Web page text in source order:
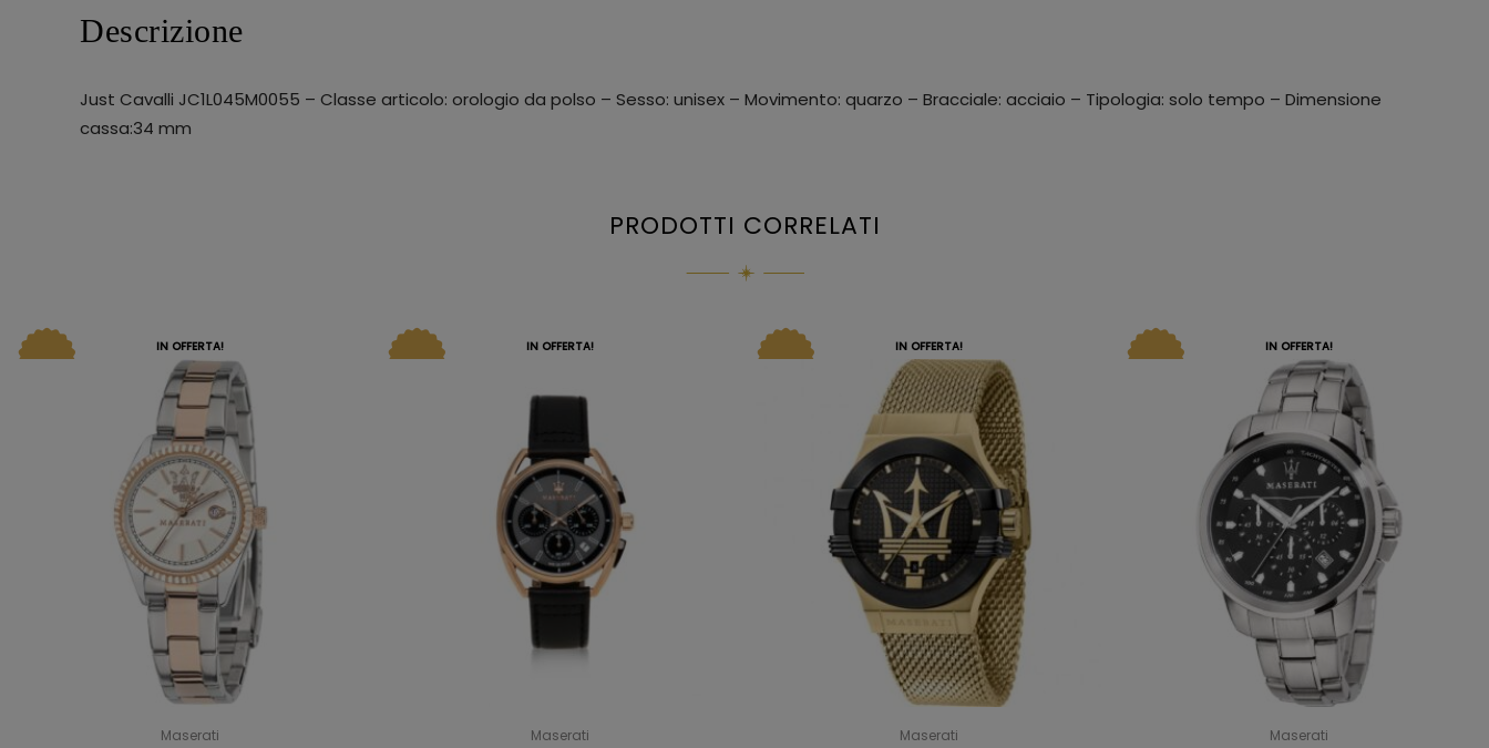
Descrizione
Just Cavalli JC1L045M0055 – Classe articolo: orologio da polso – Sesso: unisex – Movimento: quarzo – Bracciale: acciaio – Tipologia: solo tempo – Dimensione
cassa:34 mm
PRODOTTI CORRELATI
IN OFFERTA!
Maserati
IN OFFERTA!
Maserati
IN OFFERTA!
Maserati
IN OFFERTA!
Maserati